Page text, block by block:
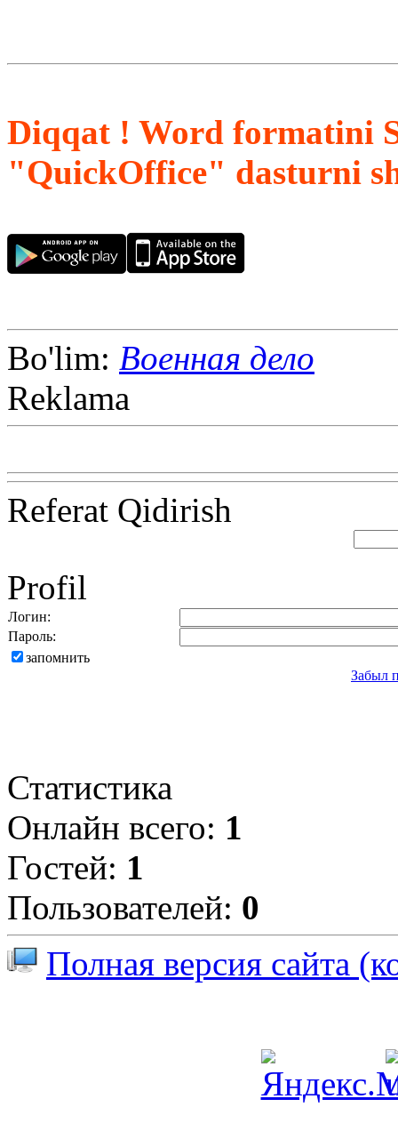
Diqqat ! Word formatini
"QuickOffice" dasturni
Bo'lim: Военная дело
Reklama
Referat Qidirish
Profil
Логин:
Пароль:
запомнить
Забыл
Статистика
Онлайн всего: 1
Гостей: 1
Пользователей: 0
Полная версия сайта